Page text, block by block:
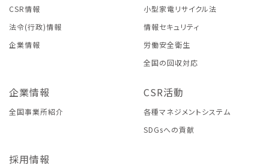
CSR情報
法令(行政)情報
企業情報
小型家電リサイクル法
情報セキュリティ
労働安全衛生
全国の回収対応
企業情報
全国事業所紹介
CSR活動
各種マネジメントシステム
SDGsへの貢献
採用情報